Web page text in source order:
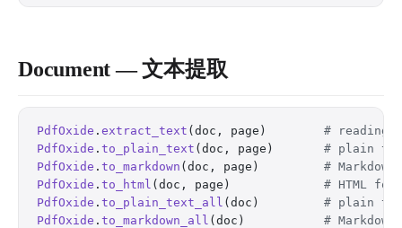
Document — 文本提取
PdfOxide . extract_text (doc, page) # reading-
PdfOxide . to_plain_text (doc, page) # plain
PdfOxide . to_markdown (doc, page) #
PdfOxide . to_html (doc, page) # HTML for
PdfOxide . to_plain_text_all (doc) # plain
PdfOxide . to_markdown_all (doc) #